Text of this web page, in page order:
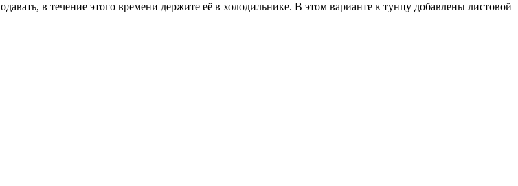
в течение этого времени держите её в холодильнике. В этом варианте к тунцу добавлены листовой